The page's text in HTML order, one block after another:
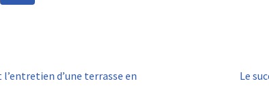
d’une terrasse en
Le